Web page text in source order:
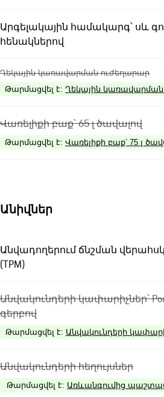
Արգելակային համակարգ՝ սև
հենակներով
Ղեկային կառավարման ուժեղարար
Թարմացվել է: Ղեկային կառավարման
Վառելիքի բաք՝ 65 լ ծավալով
Թարմացվել է: Վառելիքի բաք՝ 75 լ
Անիվներ
Անվադողերում ճնշման
(TPM)
Անվակունդերի կափարիչներ՝
գերբով
Թարմացվել է: Անվակունդերի
Անվակունդերի հեղույսներ
Թարմացվել է: Առևանգումից